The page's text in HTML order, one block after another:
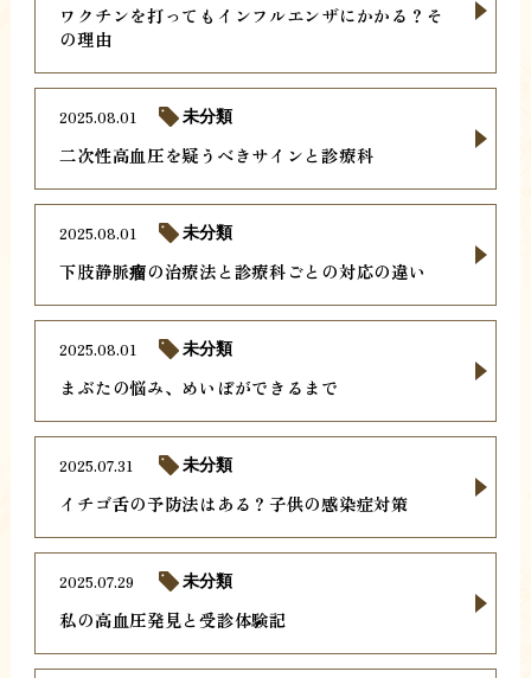
ワクチンを打ってもインフルエンザにかかる？そ
の理由
二次性高血圧を疑うべきサインと診療科
2025.08.01 未分類
下肢静脈瘤の治療法と診療科ごとの対応の違い
2025.08.01 未分類
まぶたの悩み、めいぼができるまで
2025.08.01 未分類
イチゴ舌の予防法はある？子供の感染症対策
2025.07.31 未分類
私の高血圧発見と受診体験記
2025.07.29 未分類